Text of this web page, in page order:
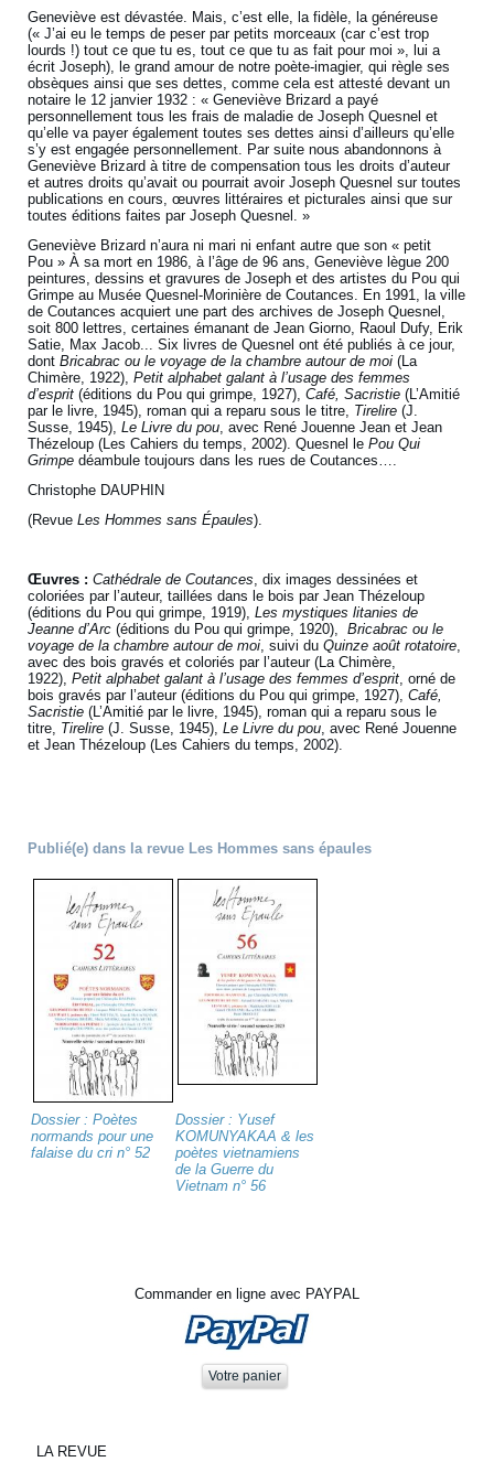
Geneviève est dévastée. Mais, c’est elle, la fidèle, la généreuse
(« J’ai eu le temps de peser par petits morceaux (car c’est trop
lourds !) tout ce que tu es, tout ce que tu as fait pour moi », lui a
écrit Joseph), le grand amour de notre poète-imagier, qui règle ses
obsèques ainsi que ses dettes, comme cela est attesté devant un
notaire le 12 janvier 1932 : « Geneviève Brizard a payé
personnellement tous les frais de maladie de Joseph Quesnel et
qu’elle va payer également toutes ses dettes ainsi d’ailleurs qu’elle
s’y est engagée personnellement. Par suite nous abandonnons à
Geneviève Brizard à titre de compensation tous les droits d’auteur
et autres droits qu’avait ou pourrait avoir Joseph Quesnel sur toutes
publications en cours, œuvres littéraires et picturales ainsi que sur
toutes éditions faites par Joseph Quesnel. »
Geneviève Brizard n’aura ni mari ni enfant autre que son « petit
Pou » À sa mort en 1986, à l’âge de 96 ans, Geneviève lègue 200
peintures, dessins et gravures de Joseph et des artistes du Pou qui
Grimpe au Musée Quesnel-Morinière de Coutances. En 1991, la ville
de Coutances acquiert une part des archives de Joseph Quesnel,
soit 800 lettres, certaines émanant de Jean Giorno, Raoul Dufy, Erik
Satie, Max Jacob... Six livres de Quesnel ont été publiés à ce jour,
dontBricabrac ou le voyage de la chambre autour de moi (La
Chimère, 1922),Petit alphabet galant à l’usage des femmes
d’esprit (éditions du Pou qui grimpe, 1927),Café, Sacristie (L’Amitié
par le livre, 1945), roman qui a reparu sous le titre, Tirelire (J.
Susse, 1945),Le Livre du pou, avec René Jouenne Jean et Jean
Thézeloup (Les Cahiers du temps, 2002). Quesnel lePou Qui
Grimpe déambule toujours dans les rues de Coutances….
Christophe DAUPHIN
(RevueLes Hommes sans Épaules).
Œuvres : Cathédrale de Coutances, dix images dessinées et
coloriées par l’auteur, taillées dans le bois par Jean Thézeloup
(éditions du Pou qui grimpe, 1919),Les mystiques litanies de
Jeanne d’Arc (éditions du Pou qui grimpe, 1920), Bricabrac ou le
voyage de la chambre autour de moi, suivi duQuinze août rotatoire,
avec des bois gravés et coloriés par l’auteur (La Chimère,
1922),Petit alphabet galant à l’usage des femmes d’esprit, orné de
bois gravés par l’auteur (éditions du Pou qui grimpe, 1927),Café,
Sacristie (L’Amitié par le livre, 1945), roman qui a reparu sous le
titre, Tirelire (J. Susse, 1945),Le Livre du pou, avec René Jouenne
et Jean Thézeloup (Les Cahiers du temps, 2002).
Publié(e) dans la revue Les Hommes sans épaules
Dossier : Poètes
normands pour une
falaise du cri n° 52
Dossier : Yusef
KOMUNYAKAA & les
poètes vietnamiens
de la Guerre du
Vietnam n° 56
Commander en ligne avec PAYPAL
LA REVUE